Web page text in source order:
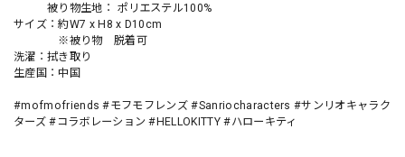
被り物生地： ポリエステル100%
サイズ：約W7 x H8 x D10cm
※被り物 脱着可
洗濯：拭き取り
生産国：中国
#mofmofriends #モフモフレンズ #Sanriocharacters #サンリオキャラク
ターズ #コラボレーション #HELLOKITTY #ハローキティ